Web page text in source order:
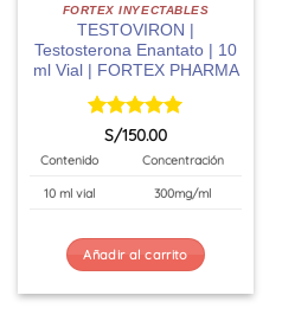
FORTEX INYECTABLES
TESTOVIRON |
Testosterona Enantato | 10
ml Vial | FORTEX PHARMA
Valorado
con
de 5
S/150.00
Contenido Concentración
10 ml vial 300mg/ml
Añadir al carrito